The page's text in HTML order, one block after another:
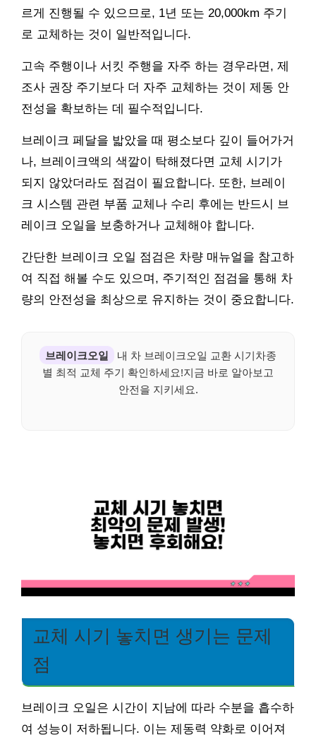
르게 진행될 수 있으므로, 1년 또는 20,000km 주기
로 교체하는 것이 일반적입니다.
고속 주행이나 서킷 주행을 자주 하는 경우라면, 제
조사 권장 주기보다 더 자주 교체하는 것이 제동 안
전성을 확보하는 데 필수적입니다.
브레이크 페달을 밟았을 때 평소보다 깊이 들어가거
나, 브레이크액의 색깔이 탁해졌다면 교체 시기가
되지 않았더라도 점검이 필요합니다. 또한, 브레이
크 시스템 관련 부품 교체나 수리 후에는 반드시 브
레이크 오일을 보충하거나 교체해야 합니다.
간단한 브레이크 오일 점검은 차량 매뉴얼을 참고하
여 직접 해볼 수도 있으며, 주기적인 점검을 통해 차
량의 안전성을 최상으로 유지하는 것이 중요합니다.
브레이크오일
내 차 브레이크오일 교환 시기차종
별 최적 교체 주기 확인하세요!지금 바로 알아보고
안전을 지키세요.
교체 시기 놓치면 생기는 문제
점
브레이크 오일은 시간이 지남에 따라 수분을 흡수하
여 성능이 저하됩니다. 이는 제동력 약화로 이어져